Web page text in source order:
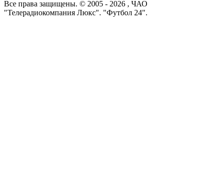
Все права защищены. © 2005 - 2026 , ЧАО
"Телерадиокомпания Люкс". "Футбол 24".